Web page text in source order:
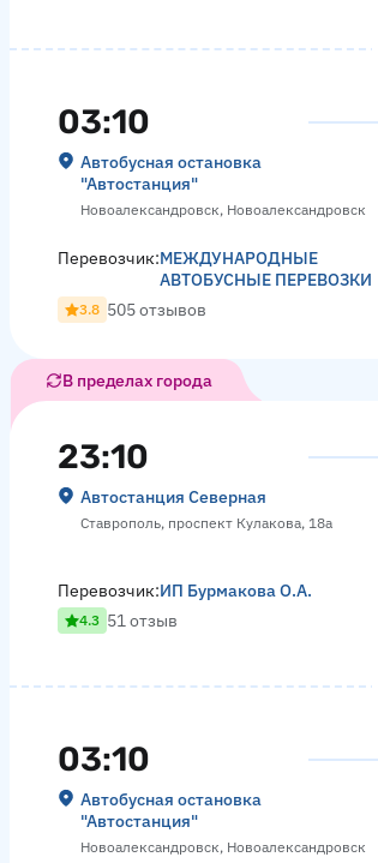
03:10
Автобусная остановка
"Автостанция"
Новоалександровск, Новоалександровск
Перевозчик:МЕЖДУНАРОДНЫЕ
АВТОБУСНЫЕ ПЕРЕВОЗКИ
3.8 505 отзывов
В пределах города
23:10
Автостанция Северная
Ставрополь, проспект Кулакова, 18а
Перевозчик:ИП Бурмакова О.А.
4.3 51 отзыв
03:10
Автобусная остановка
"Автостанция"
Новоалександровск, Новоалександровск